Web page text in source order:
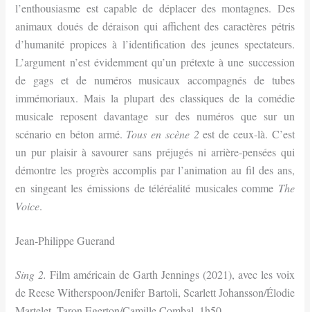
l’enthousiasme est capable de déplacer des montagnes. Des
animaux doués de déraison qui affichent des caractères pétris
d’humanité propices à l’identification des jeunes spectateurs.
L’argument n’est évidemment qu’un prétexte à une succession
de gags et de numéros musicaux accompagnés de tubes
immémoriaux. Mais la plupart des classiques de la comédie
musicale reposent davantage sur des numéros que sur un
scénario en béton armé. Tous en scène 2 est de ceux-là. C’est
un pur plaisir à savourer sans préjugés ni arrière-pensées qui
démontre les progrès accomplis par l’animation au fil des ans,
en singeant les émissions de téléréalité musicales comme The
Voice.
Jean-Philippe Guerand
Sing 2. Film américain de Garth Jennings (2021), avec les voix
de Reese Witherspoon/Jenifer Bartoli, Scarlett Johansson/Élodie